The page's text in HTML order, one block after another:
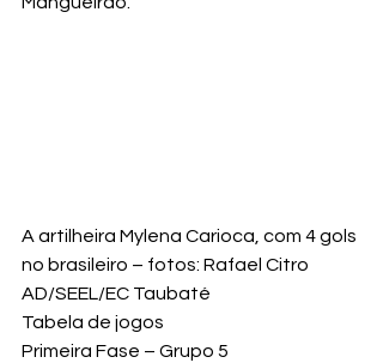
A artilheira Mylena Carioca, com 4 gols
no brasileiro – fotos: Rafael Citro
AD/SEEL/EC Taubaté
Tabela de jogos
Primeira Fase – Grupo 5